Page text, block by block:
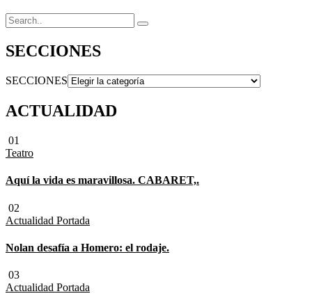
SECCIONES
SECCIONES
ACTUALIDAD
01
Teatro
Aquí la vida es maravillosa. CABARET,.
02
Actualidad Portada
Nolan desafía a Homero: el rodaje.
03
Actualidad Portada